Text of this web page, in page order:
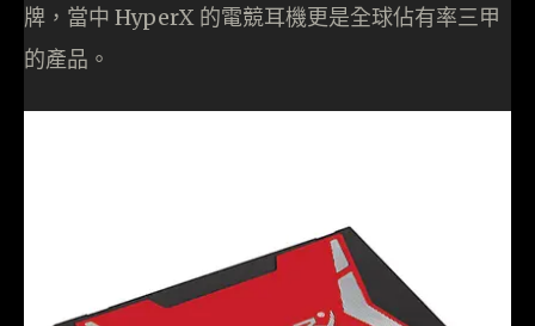
牌，當中 HyperX 的電競耳機更是全球佔有率三甲
的產品。